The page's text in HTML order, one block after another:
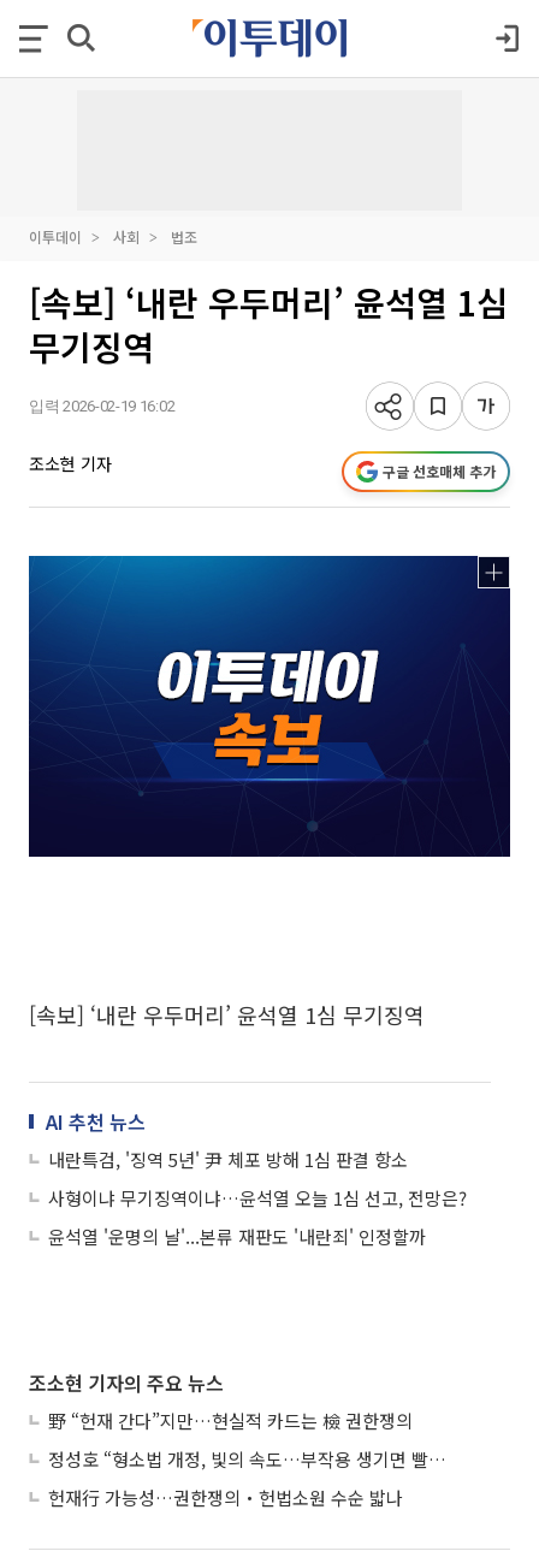
이투데이 사회 법조
[속보] ‘내란 우두머리’ 윤석열 1심
무기징역
입력 2026-02-19 16:02
조소현 기자 구글 선호매체 추가
[속보] ‘내란 우두머리’ 윤석열 1심 무기징역
AI 추천 뉴스
내란특검, '징역 5년' 尹 체포 방해 1심 판결 항소
사형이냐 무기징역이냐…윤석열 오늘 1심 선고, 전망은?
윤석열 '운명의 날'...본류 재판도 '내란죄' 인정할까
조소현 기자의 주요 뉴스
野 “헌재 간다”지만…현실적 카드는 檢 권한쟁의
정성호 “형소법 개정, 빛의 속도…부작용 생기면 빨리 고쳐야”
헌재行 가능성…권한쟁의‧헌법소원 수순 밟나